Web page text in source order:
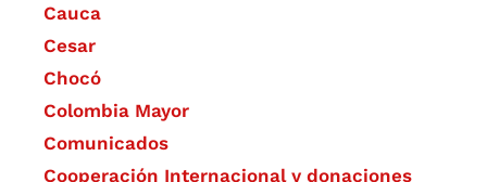
Cauca
Cesar
Chocó
Colombia Mayor
Comunicados
Cooperación Internacional y donaciones